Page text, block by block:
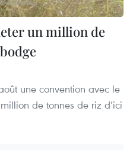
un million de
une convention avec le
de tonnes de riz d’ici